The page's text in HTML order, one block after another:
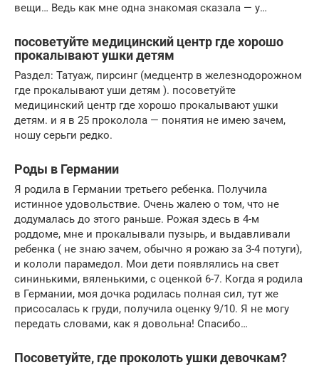
вещи… Ведь как мне одна знакомая сказала — у…
посоветуйте медицинский центр где хорошо
прокалывают ушки детям
Раздел: Татуаж, пирсинг (медцентр в железнодорожном
где прокалывают уши детям ). посоветуйте
медицинский центр где хорошо прокалывают ушки
детям. и я в 25 проколола — понятия не имею зачем,
ношу серьги редко.
Роды в Германии
Я родила в Германии третьего ребенка. Получила
истинное удовольствие. Очень жалею о том, что не
додумалась до этого раньше. Рожая здесь в 4-м
роддоме, мне и прокалывали пузырь, и выдавливали
ребенка ( не знаю зачем, обычно я рожаю за 3-4 потуги),
и кололи парамедол. Мои дети появлялись на свет
сининькими, вяленькими, с оценкой 6-7. Когда я родила
в Германии, моя дочка родилась полная сил, тут же
присосалась к груди, получила оценку 9/10. Я не могу
передать словами, как я довольна! Спасибо…
Посоветуйте, где проколоть ушки девочкам?